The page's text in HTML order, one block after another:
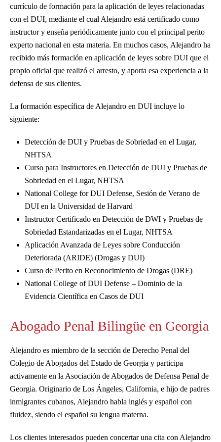
currículo de formación para la aplicación de leyes relacionadas
con el DUI, mediante el cual Alejandro está certificado como
instructor y enseña periódicamente junto con el principal perito
experto nacional en esta materia. En muchos casos, Alejandro ha
recibido más formación en aplicación de leyes sobre DUI que el
propio oficial que realizó el arresto, y aporta esa experiencia a la
defensa de sus clientes.
La formación específica de Alejandro en DUI incluye lo
siguiente:
Detección de DUI y Pruebas de Sobriedad en el Lugar,
NHTSA
Curso para Instructores en Detección de DUI y Pruebas de
Sobriedad en el Lugar, NHTSA
National College for DUI Defense, Sesión de Verano de
DUI en la Universidad de Harvard
Instructor Certificado en Detección de DWI y Pruebas de
Sobriedad Estandarizadas en el Lugar, NHTSA
Aplicación Avanzada de Leyes sobre Conducción
Deteriorada (ARIDE) (Drogas y DUI)
Curso de Perito en Reconocimiento de Drogas (DRE)
National College of DUI Defense – Dominio de la
Evidencia Científica en Casos de DUI
Abogado Penal Bilingüe en Georgia
Alejandro es miembro de la sección de Derecho Penal del
Colegio de Abogados del Estado de Georgia y participa
activamente en la Asociación de Abogados de Defensa Penal de
Georgia. Originario de Los Ángeles, California, e hijo de padres
inmigrantes cubanos, Alejandro habla inglés y español con
fluidez, siendo el español su lengua materna.
Los clientes interesados pueden concertar una cita con Alejandro